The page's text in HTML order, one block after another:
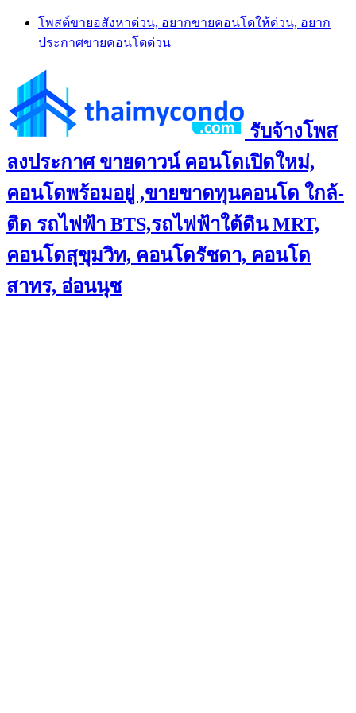
Skip
content
โพสต์ขายอสังหาด่วน, อยากขายคอนโดให้ด่วน, อยาก
ประกาศขายคอนโดด่วน
รับจ้างโพส
ลงประกาศ ขายดาวน์ คอนโดเปิดใหม่,
คอนโดพร้อมอยู่ ,ขายขาดทุนคอนโด ใกล้-
ติด รถไฟฟ้า BTS,รถไฟฟ้าใต้ดิน MRT,
คอนโดสุขุมวิท, คอนโดรัชดา, คอนโด
สาทร, อ่อนนุช